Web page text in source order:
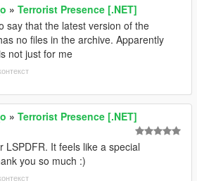
» Terrorist Presence [.NET]
say that the latest version of the
no files in the archive. Apparently
not just for me
» Terrorist Presence [.NET]
LSPDFR. It feels like a special
you so much :)